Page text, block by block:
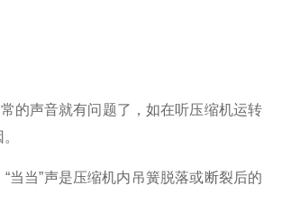
的声音就有问题了，如在听压缩机运转
“当当”声是压缩机内吊簧脱落或断裂后的